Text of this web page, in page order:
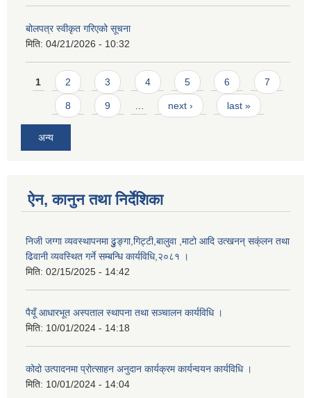
बोलपत्र स्वीकृत गरिएको सूचना
मिति: 04/21/2026 - 10:32
Pages
1 2 3 4 5 6 7
8 9 next › last »
अन्य
ऐन, कानुन तथा निर्देशिका
निजी जग्गा व्यवस्थापनमा ढुुङ्गा,गिट्टी,बालुवा ,माटो आदि उत्खनन् सक्ंलन तथा
ढिवानी व्यवस्थित गर्ने सम्बन्धि कार्यविधि,२०८१ ।
मिति: 02/15/2025 - 14:42
पैयूँ आधारभूत अस्पताल स्थापना तथा सञ्चालन कार्यविधि ।
मिति: 10/01/2024 - 14:18
कोदो उत्पादनमा प्रोत्साहन अनुदान कार्यक्रम कार्यन्वयन कार्यविधि ।
मिति: 10/01/2024 - 14:04